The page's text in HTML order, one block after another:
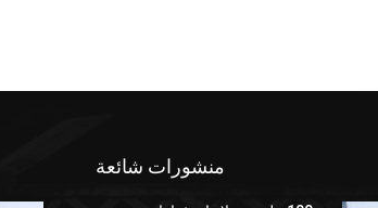
منشورات شائعة